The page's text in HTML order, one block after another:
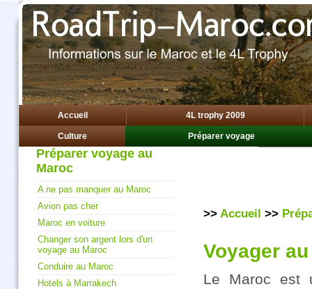
Accueil 4L trophy 2009
Culture Préparer voyage
Rechercher :
>> Accueil >>
Voyager
Le Maroc est
Préparer voyage au
Maroc
A ne pas manquer au Maroc
Avion pas cher
Maroc en voiture
Changer son argent lors d'un
voyage au Maroc
Conduire au Maroc
Hotels à Marrakech